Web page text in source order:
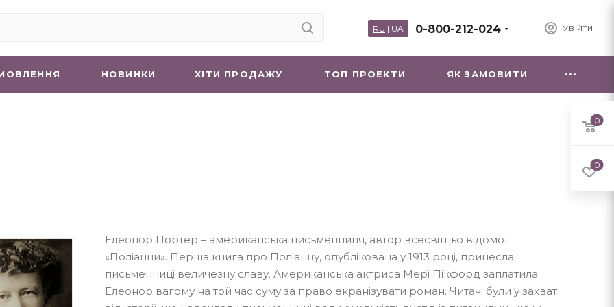
УВІЙТИ
0-800-212-024
RU | UA
НОВИНКИ ХIТИ ПРОДАЖУ ТОП ПРОЕКТИ ЯК ЗАМОВИТИ
Елеонор Портер – американська письменниця, автор всесвітньо відомої
«Поліанни». Перша книга про Поліанну, опублікована у 1913 році, принесла
письменниці величезну славу. Американська актриса Мері Пікфорд заплатила
Елеонор вагому на той час суму за право екранізувати роман. Читачі були у захваті
0
0